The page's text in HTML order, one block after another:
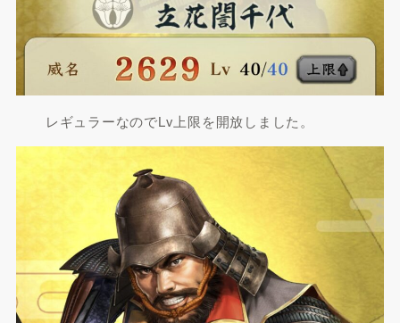
レギュラーなのでLv上限を開放しました。